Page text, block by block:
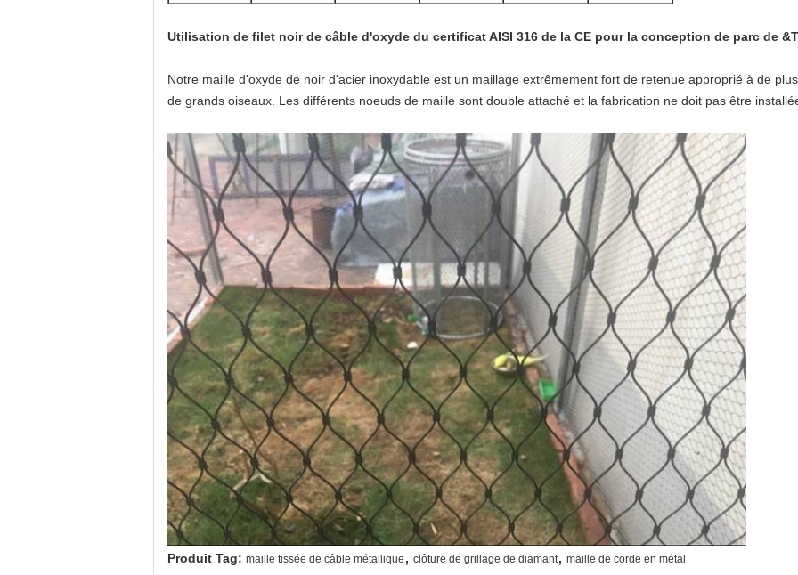
Utilisation de filet noir de câble d'oxyde du certificat AISI 316 de la CE pour la conception de parc de
Notre maille d'oxyde de noir d'acier inoxydable est un maillage extrêmement fort de retenue approprié à de
de grands oiseaux. Les différents noeuds de maille sont double attaché et la fabrication ne doit pas être
Produit Tag: maille tissée de câble métallique , clôture de grillage de diamant, maille de corde en métal